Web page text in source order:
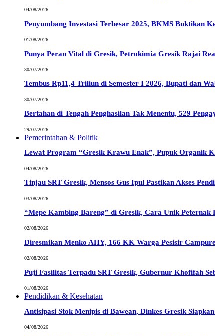
04/08/2026
Penyumbang Investasi Terbesar 2025, BKMS Buktikan
01/08/2026
Punya Peran Vital di Gresik, Petrokimia Gresik Rajai
30/07/2026
Tembus Rp11,4 Triliun di Semester I 2026, Bupati dan
30/07/2026
Bertahan di Tengah Penghasilan Tak Menentu, 529
29/07/2026
Pemerintahan & Politik
Lewat Program “Gresik Krawu Enak”, Pupuk Organik
04/08/2026
Tinjau SRT Gresik, Mensos Gus Ipul Pastikan Akses
03/08/2026
“Mepe Kambing Bareng” di Gresik, Cara Unik
02/08/2026
Diresmikan Menko AHY, 166 KK Warga Pesisir
02/08/2026
Puji Fasilitas Terpadu SRT Gresik, Gubernur Khofifah
01/08/2026
Pendidikan & Kesehatan
Antisipasi Stok Menipis di Bawean, Dinkes Gresik
04/08/2026